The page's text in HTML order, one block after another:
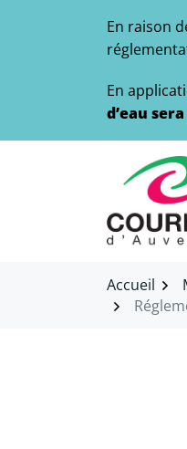
En raison
En
d’eau
Accueil